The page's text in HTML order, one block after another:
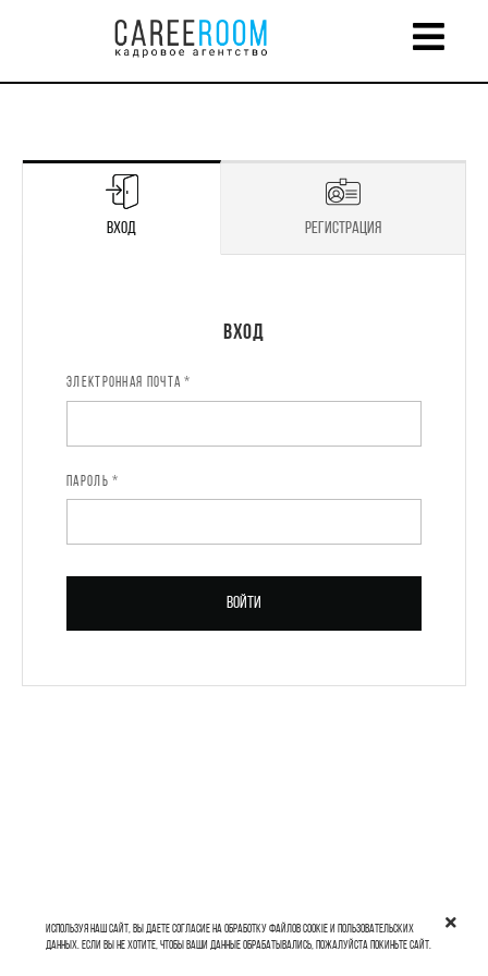
Вход Регистрация
Вход
ЭЛЕКТРОННАЯ ПОЧТА *
ПАРОЛЬ *
Войти
Регистрация
ИМЯ *
ЭЛЕКТРОННАЯ ПОЧТА *
ПАРОЛЬ *
Используя наш сайт, вы даете согласие на обработку файлов cookie и пользовательских
данных. Если вы не хотите, чтобы ваши данные обрабатывались, пожалуйста покиньте сайт.